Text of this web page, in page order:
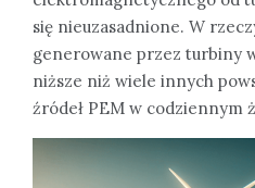
się nieuzasadnione. W
generowane przez turbiny
niższe niż wiele innych
źródeł PEM w codziennym